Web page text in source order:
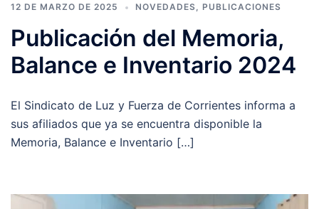
12 DE MARZO DE 2025 NOVEDADES PUBLICACIONES
Publicación del Memoria,
Balance e Inventario 2024
El Sindicato de Luz y Fuerza de Corrientes informa a
sus afiliados que ya se encuentra disponible la
Memoria, Balance e Inventario […]